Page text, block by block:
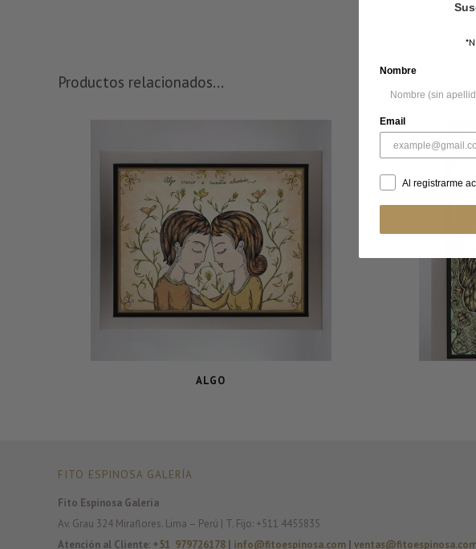
Productos relacionados...
ALGO
FITO ESPINOSA GALERÍA
Fito Espinosa Galería
Av. Grau 324 Miraflores. Lima – Perú | T. Fijo: +511 4455835
Atención al Cliente: +51 979726178 | info@fitoespinosa.com |
Nombre
Email
Al registrarme